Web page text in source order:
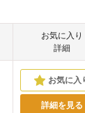
お気に入り
詳細
詳細を見る